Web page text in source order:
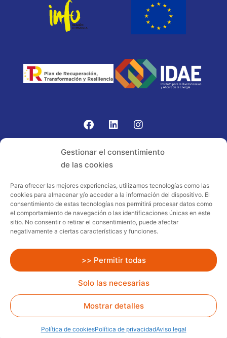
Gestionar el consentimiento
de las cookies
Para ofrecer las mejores experiencias, utilizamos tecnologías como las
cookies para almacenar y/o acceder a la información del dispositivo. El
consentimiento de estas tecnologías nos permitirá procesar datos como
el comportamiento de navegación o las identificaciones únicas en este
sitio. No consentir o retirar el consentimiento, puede afectar
negativamente a ciertas características y funciones.
>> Permitir todas
Solo las necesarias
Mostrar detalles
Política de cookiesPolítica de privacidadAviso legal
Proyecto acogido al programa de
incentivos ligados al autoconsumo y
almacenamiento, con fuentes de energía
renovables, así como a la implantación
sector residencial en el marco del Plan
de Recuperación, Transformación y
Resiliencia, financiado por la Unión
Europea – NextGenerationEU
web: delefant.com